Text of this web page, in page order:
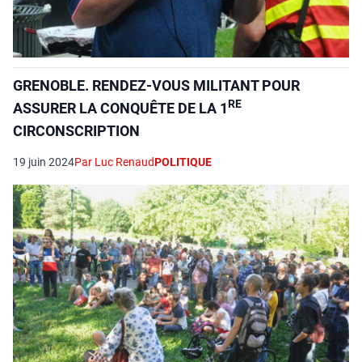
GRENOBLE. RENDEZ-VOUS MILITANT POUR
ASSURER LA CONQUÊTE DE LA 1RE
CIRCONSCRIPTION
19 juin 2024Par Luc RenaudPOLITIQUE